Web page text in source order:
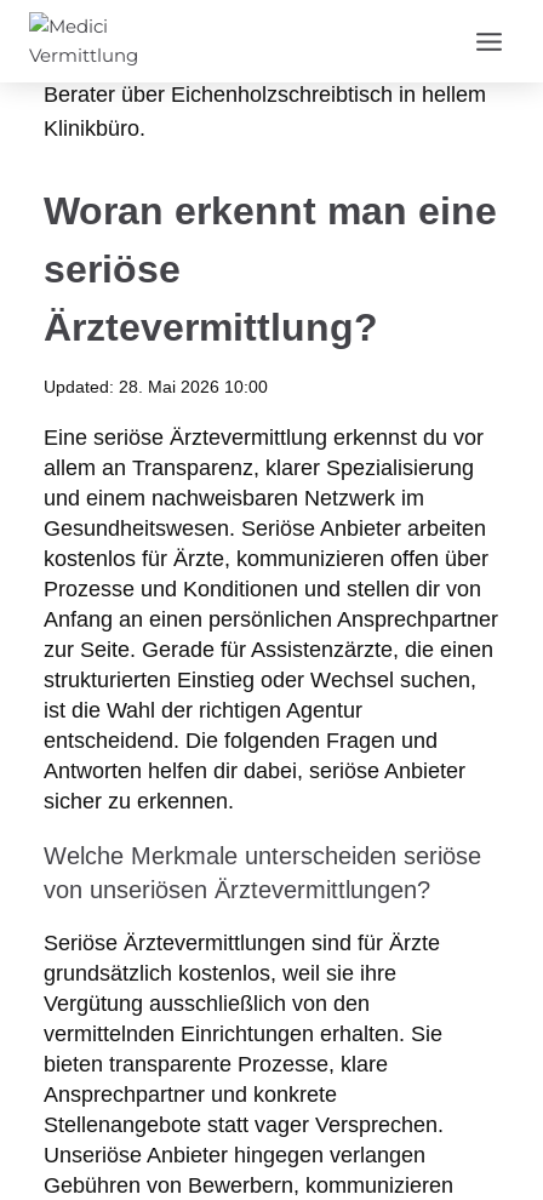
Zum
Woran erkennt man eine
seriöse
Ärztevermittlung?
Updated: 28. Mai 2026 10:00
Eine seriöse Ärztevermittlung erkennst du vor
allem an Transparenz, klarer Spezialisierung
und einem nachweisbaren Netzwerk im
Gesundheitswesen. Seriöse Anbieter arbeiten
kostenlos für Ärzte, kommunizieren offen über
Prozesse und Konditionen und stellen dir von
Anfang an einen persönlichen Ansprechpartner
zur Seite. Gerade für Assistenzärzte, die einen
strukturierten Einstieg oder Wechsel suchen,
ist die Wahl der richtigen Agentur
entscheidend. Die folgenden Fragen und
Antworten helfen dir dabei, seriöse Anbieter
sicher zu erkennen.
Welche Merkmale unterscheiden seriöse
von unseriösen Ärztevermittlungen?
Seriöse Ärztevermittlungen sind für Ärzte
grundsätzlich kostenlos, weil sie ihre
Vergütung ausschließlich von den
vermittelnden Einrichtungen erhalten. Sie
bieten transparente Prozesse, klare
Ansprechpartner und konkrete
Stellenangebote statt vager Versprechen.
Unseriöse Anbieter hingegen verlangen
Gebühren von Bewerbern, kommunizieren